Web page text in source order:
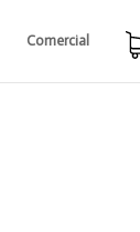
Comercial